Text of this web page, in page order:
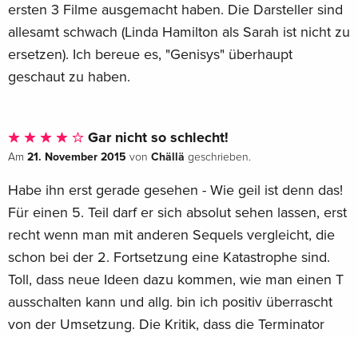
ersten 3 Filme ausgemacht haben. Die Darsteller sind
allesamt schwach (Linda Hamilton als Sarah ist nicht zu
ersetzen). Ich bereue es, "Genisys" überhaupt
geschaut zu haben.
Gar nicht so schlecht!
Am 21. November 2015 von Chällä geschrieben.
Habe ihn erst gerade gesehen - Wie geil ist denn das!
Für einen 5. Teil darf er sich absolut sehen lassen, erst
recht wenn man mit anderen Sequels vergleicht, die
schon bei der 2. Fortsetzung eine Katastrophe sind.
Toll, dass neue Ideen dazu kommen, wie man einen T
ausschalten kann und allg. bin ich positiv überrascht
von der Umsetzung. Die Kritik, dass die Terminator